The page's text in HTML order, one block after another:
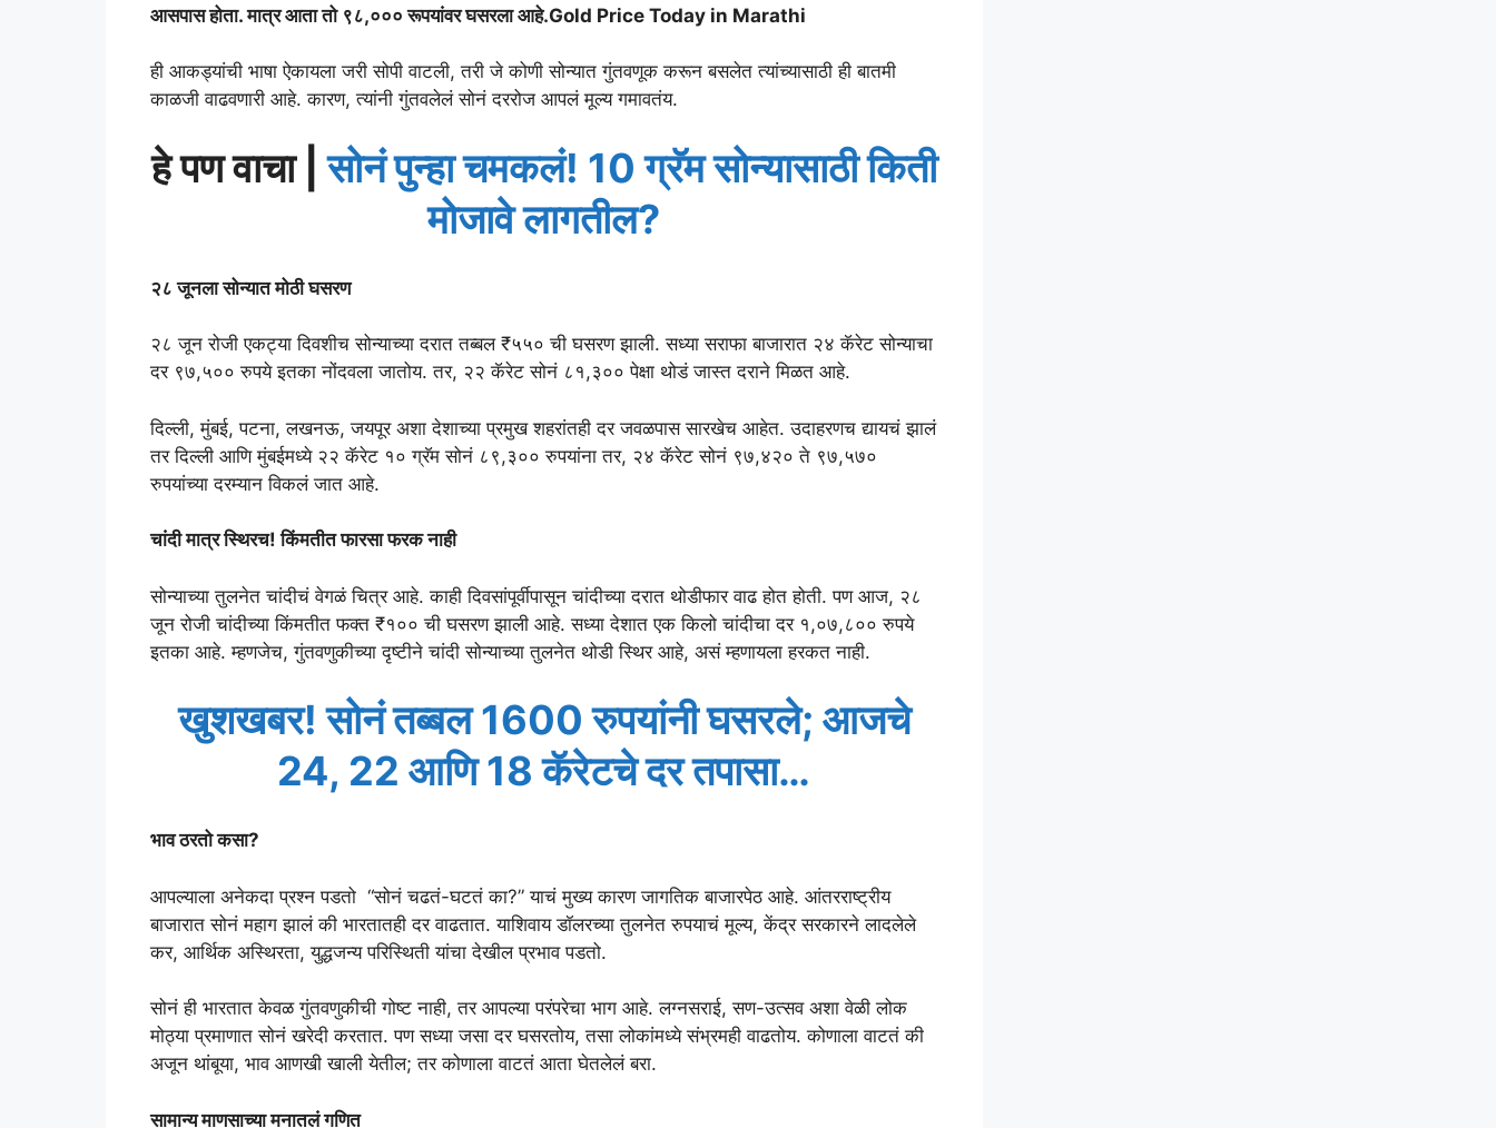
आसपास होता. मात्र आता तो ९८,००० रूपयांवर घसरला आहे.Gold Price Today in Marathi
ही आकड्यांची भाषा ऐकायला जरी सोपी वाटली, तरी जे कोणी सोन्यात गुंतवणूक करून बसलेत त्यांच्यासाठी ही बातमी
काळजी वाढवणारी आहे. कारण, त्यांनी गुंतवलेलं सोनं दररोज आपलं मूल्य गमावतंय.
हे पण वाचा |सोनं पुन्हा चमकलं! 10 ग्रॅम सोन्यासाठी किती
मोजावे लागतील?
२८ जूनला सोन्यात मोठी घसरण
२८ जून रोजी एकट्या दिवशीच सोन्याच्या दरात तब्बल ₹५५० ची घसरण झाली. सध्या सराफा बाजारात २४ कॅरेट सोन्याचा
दर ९७,५०० रुपये इतका नोंदवला जातोय. तर, २२ कॅरेट सोनं ८१,३०० पेक्षा थोडं जास्त दराने मिळत आहे.
दिल्ली, मुंबई, पटना, लखनऊ, जयपूर अशा देशाच्या प्रमुख शहरांतही दर जवळपास सारखेच आहेत. उदाहरणच द्यायचं झालं
तर दिल्ली आणि मुंबईमध्ये २२ कॅरेट १० ग्रॅम सोनं ८९,३०० रुपयांना तर, २४ कॅरेट सोनं ९७,४२० ते ९७,५७०
रुपयांच्या दरम्यान विकलं जात आहे.
चांदी मात्र स्थिरच! किंमतीत फारसा फरक नाही
सोन्याच्या तुलनेत चांदीचं वेगळं चित्र आहे. काही दिवसांपूर्वीपासून चांदीच्या दरात थोडीफार वाढ होत होती. पण आज, २८
जून रोजी चांदीच्या किंमतीत फक्त ₹१०० ची घसरण झाली आहे. सध्या देशात एक किलो चांदीचा दर १,०७,८०० रुपये
इतका आहे. म्हणजेच, गुंतवणुकीच्या दृष्टीने चांदी सोन्याच्या तुलनेत थोडी स्थिर आहे, असं म्हणायला हरकत नाही.
खुशखबर! सोनं तब्बल 1600 रुपयांनी घसरले; आजचे
24, 22 आणि 18 कॅरेटचे दर तपासा…
भाव ठरतो कसा?
आपल्याला अनेकदा प्रश्न पडतो “सोनं चढतं-घटतं का?” याचं मुख्य कारण जागतिक बाजारपेठ आहे. आंतरराष्ट्रीय
बाजारात सोनं महाग झालं की भारतातही दर वाढतात. याशिवाय डॉलरच्या तुलनेत रुपयाचं मूल्य, केंद्र सरकारने लादलेले
कर, आर्थिक अस्थिरता, युद्धजन्य परिस्थिती यांचा देखील प्रभाव पडतो.
सोनं ही भारतात केवळ गुंतवणुकीची गोष्ट नाही, तर आपल्या परंपरेचा भाग आहे. लग्नसराई, सण-उत्सव अशा वेळी लोक
मोठ्या प्रमाणात सोनं खरेदी करतात. पण सध्या जसा दर घसरतोय, तसा लोकांमध्ये संभ्रमही वाढतोय. कोणाला वाटतं की
अजून थांबूया, भाव आणखी खाली येतील; तर कोणाला वाटतं आता घेतलेलं बरा.
सामान्य माणसाच्या मनातलं गणित